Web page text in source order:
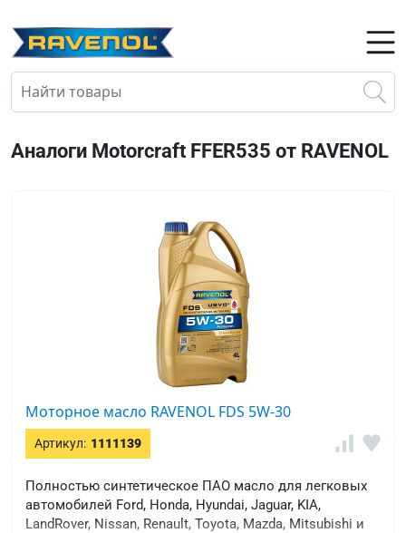
Аналоги Motorcraft FFER535 от RAVENOL
Моторное масло RAVENOL FDS 5W-30
Артикул: 1111139
Полностью синтетическое ПАО масло для легковых
автомобилей Ford, Honda, Hyundai, Jaguar, KIA,
LandRover, Nissan, Renault, Toyota, Mazda, Mitsubishi и